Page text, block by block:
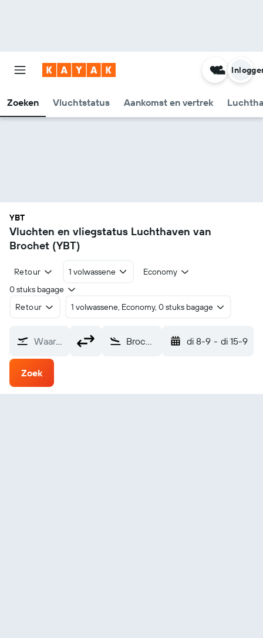
Zoeken Vluchtstatus Aankomst en vertrek
YBT
Vluchten en vliegstatus Luchthaven van
Brochet (YBT)
Retour 1 volwassene
Economy
0 stuks bagage
Retour
1 volwassene, Economy, 0 stuks bagage
Waarvandaan? Brochet (YBT) di 8-9 - di 15-9
Zoek